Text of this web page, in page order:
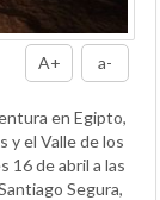
A+ a-
en Egipto,
y el Valle de los
16 de abril a las
Segura,